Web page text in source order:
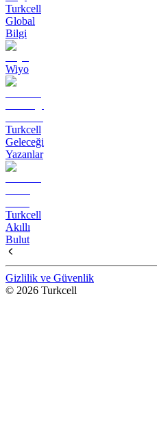
Turkcell
Global
Bilgi
Wiyo
Turkcell
Geleceği
Yazanlar
Turkcell
Akıllı
Bulut
Gizlilik ve Güvenlik
© 2026 Turkcell